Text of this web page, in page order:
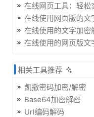
在线网页工具：轻松
在线使用网页版的文
在线使用的文字加密
在线使用的网页版文
相关工具推荐
凯撒密码加密/解密
Base64加密解密
Url编码解码